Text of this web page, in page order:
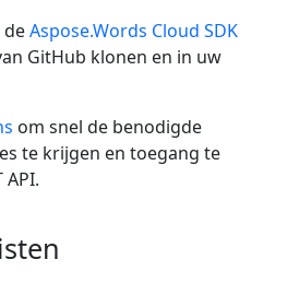
Aspose.Words Cloud SDK
GitHub klonen en in uw
om snel de benodigde
te krijgen en toegang te
API.